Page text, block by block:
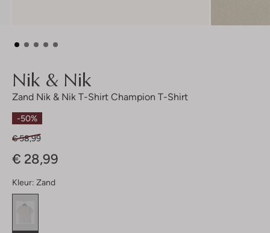
Nik & Nik
Zand Nik & Nik T-Shirt Champion T-Shirt
-50%
€ 58,99
€ 28,99
Kleur: Zand